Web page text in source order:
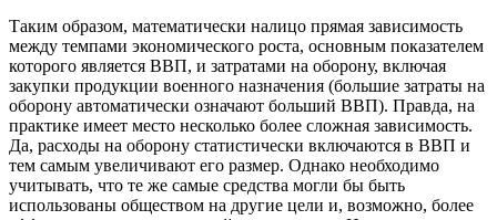
Таким образом, математически налицо прямая зависимость
между темпами экономического роста, основным показателем
которого является ВВП, и затратами на оборону, включая
закупки продукции военного назначения (большие затраты на
оборону автоматически означают больший ВВП). Правда, на
практике имеет место несколько более сложная зависимость.
Да, расходы на оборону статистически включаются в ВВП и
тем самым увеличивают его размер. Однако необходимо
учитывать, что те же самые средства могли бы быть
использованы обществом на другие цели и, возможно, более